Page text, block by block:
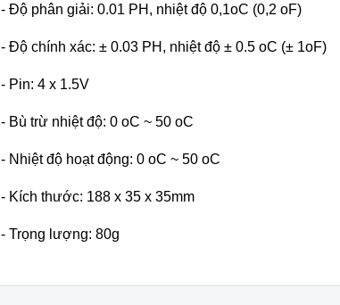
- Độ phân giải: 0.01 PH, nhiệt độ 0,1oC (0,2 oF)
- Độ chính xác: ± 0.03 PH, nhiệt độ ± 0.5 oC (± 1oF)
- Pin: 4 x 1.5V
- Bù trừ nhiệt độ: 0 oC ~ 50 oC
- Nhiệt độ hoạt động: 0 oC ~ 50 oC
- Kích thước: 188 x 35 x 35mm
- Trọng lượng: 80g